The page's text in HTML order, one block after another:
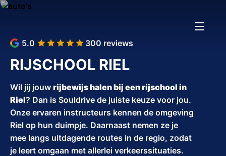
5.0 300 reviews
RIJSCHOOL RIEL
Wil jij jouw rijbewijs halen bij een rijschool in
Riel? Dan is Souldrive de juiste keuze voor jou.
Onze ervaren instructeurs kennen de omgeving
Riel op hun duimpje. Daarnaast nemen ze je
mee langs uitdagende routes in de regio, zodat
je leert omgaan met allerlei verkeerssituaties.